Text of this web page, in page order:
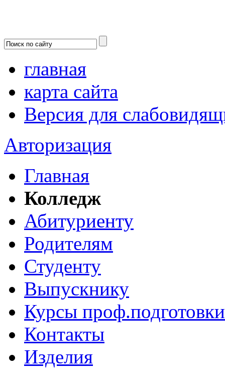
главная
карта сайта
Версия для
Авторизация
Главная
Колледж
Абитуриенту
Родителям
Студенту
Выпускнику
Курсы проф.подготовки
Контакты
Изделия